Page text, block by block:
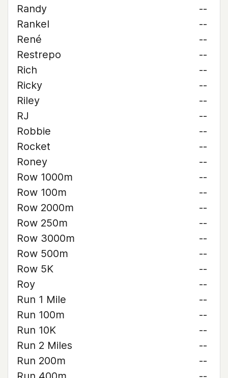
Randy
--
Rankel
--
René
--
Restrepo
--
Rich
--
Ricky
--
Riley
--
RJ
--
Robbie
--
Rocket
--
Roney
--
Row 1000m
--
Row 100m
--
Row 2000m
--
Row 250m
--
Row 3000m
--
Row 500m
--
Row 5K
--
Roy
--
Run 1 Mile
--
Run 100m
--
Run 10K
--
Run 2 Miles
--
Run 200m
--